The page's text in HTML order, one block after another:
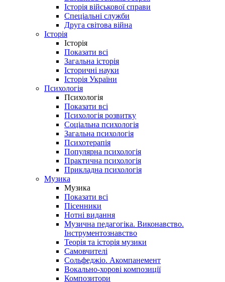
Історія військової справи
Спеціальні служби
Друга світова війна
Історія
Історія
Показати всі
Загальна історія
Історичні науки
Історія України
Психологія
Психологія
Показати всі
Психологія розвитку
Соціальна психологія
Загальна психологія
Психотерапія
Популярна психологія
Практична психологія
Прикладна психологія
Музика
Музика
Показати всі
Пісенники
Нотні видання
Музична педагогіка. Виконавство.
Інструментознавство
Теорія та історія музики
Самовчителі
Сольфеджіо. Акомпанемент
Вокально-хорові композиції
Композитори